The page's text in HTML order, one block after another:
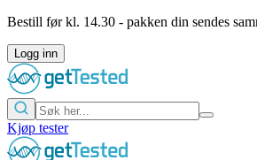
Bestill før kl. 14.30 - pakken din sendes
Logg inn
Kjøp tester